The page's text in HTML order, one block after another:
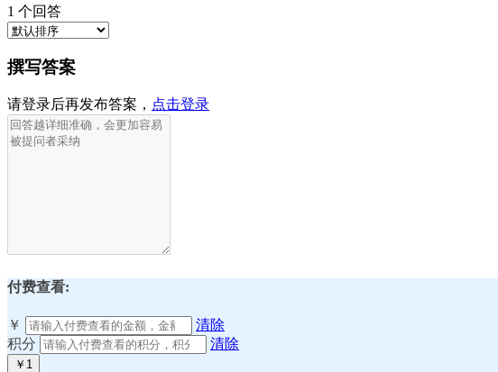
1 个回答
撰写答案
请登录后再发布答案， 点击登录
付费查看:
￥
清除
积分
清除
￥1